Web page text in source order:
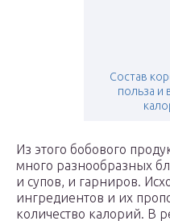
Состав
польза и
Из этого бобового
много разнообразных
и супов, и гарниров.
ингредиентов и их
количество калорий. В